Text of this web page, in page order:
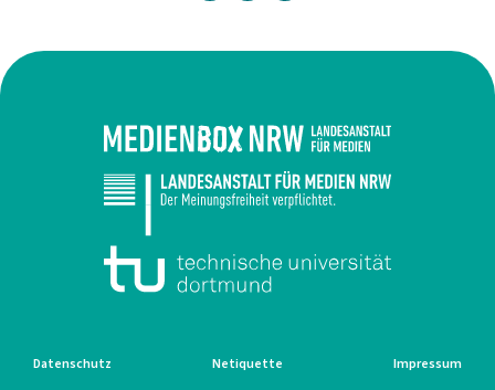
Datenschutz Netiquette Impressum